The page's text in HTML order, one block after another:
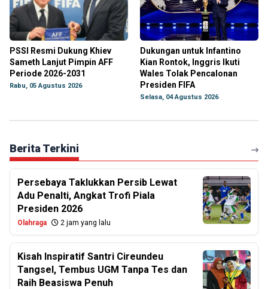
PSSI Resmi Dukung Khiev
Sameth Lanjut Pimpin AFF
Periode 2026-2031
Rabu, 05 Agustus 2026
Dukungan untuk Infantino
Kian Rontok, Inggris Ikuti
Wales Tolak Pencalonan
Presiden FIFA
Selasa, 04 Agustus 2026
Berita Terkini
Persebaya Taklukkan Persib Lewat
Adu Penalti, Angkat Trofi Piala
Presiden 2026
Olahraga 2 jam yang lalu
Kisah Inspiratif Santri Cireundeu
Tangsel, Tembus UGM Tanpa Tes dan
Raih Beasiswa Penuh